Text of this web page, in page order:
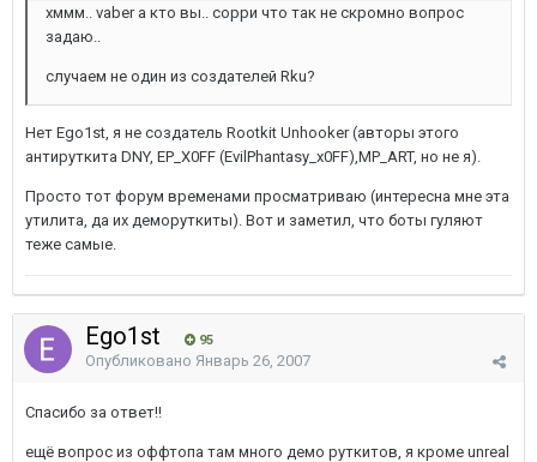
хммм.. vaber а кто вы.. сорри что так не скромно вопрос
задаю..
случаем не один из создателей Rku?
Нет Ego1st, я не создатель Rootkit Unhooker (авторы этого
антируткита DNY, EP_X0FF (EvilPhantasy_x0FF),MP_ART, но не я).
Просто тот форум временами просматриваю (интересна мне эта
утилита, да их деморуткиты). Вот и заметил, что боты гуляют
теже самые.
Ego1st 95
Опубликовано Январь 26, 2007
Спасибо за ответ!!
ещё вопрос из оффтопа там много демо руткитов, я кроме unreal